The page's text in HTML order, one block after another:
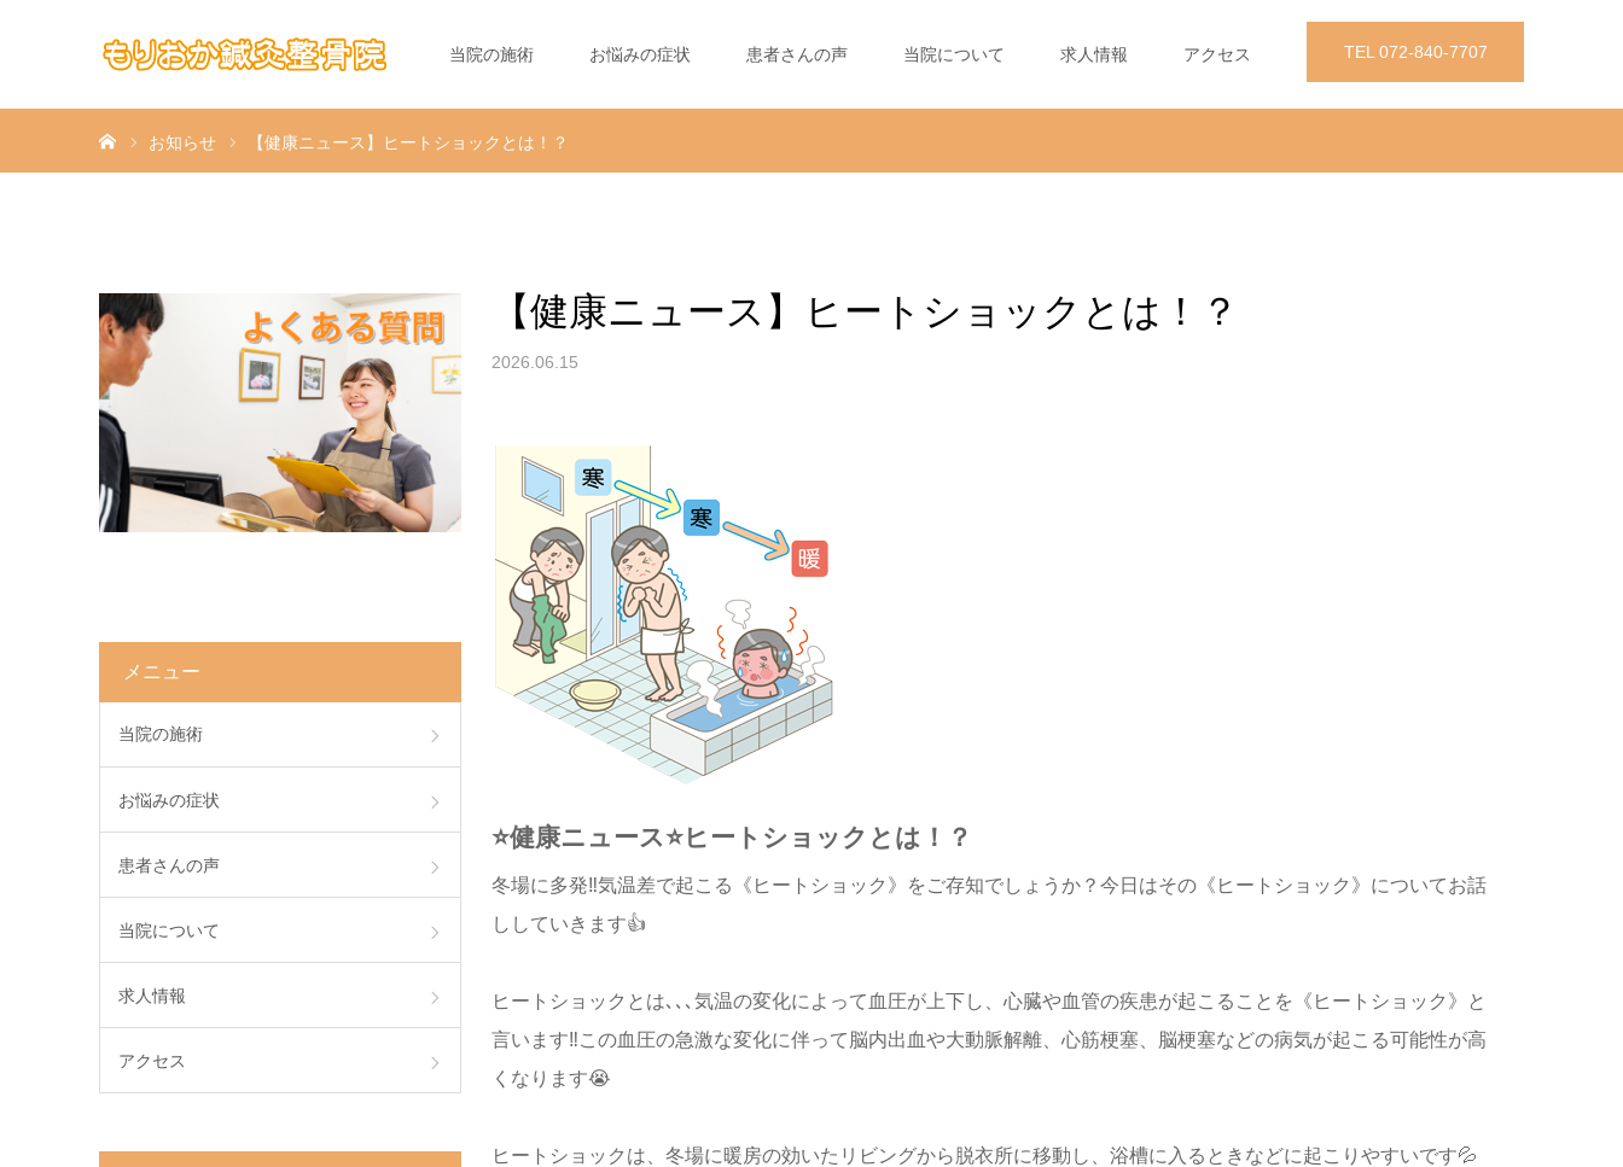
TEL 072-840-7707
当院の施術 お悩みの症状 患者さんの声 当院について 求人情報 アクセス
お知らせ 【健康ニュース】ヒートショックとは！？
【健康ニュース】ヒートショックとは！？
2026.06.15
⭐️健康ニュース⭐️ヒートショック とは！？
冬場に多発‼️気温差で起こる《ヒートショック》をご存知でしょうか？今日はその《ヒートショック》についてお話
ししていきます👍
ヒートショックとは､､､気温の変化によって血圧が上下し、心臓や血管の疾患が起こることを《ヒートショック》と
言います‼️この血圧の急激な変化に伴って脳内出血や大動脈解離、心筋梗塞、脳梗塞などの病気が起こる可能性が高
くなります😭
ヒートショックは、冬場に暖房の効いたリビングから脱衣所に移動し、浴槽に入るときなどに起こりやすいです💦
メニュー
当院の施術
お悩みの症状
患者さんの声
当院について
求人情報
アクセス